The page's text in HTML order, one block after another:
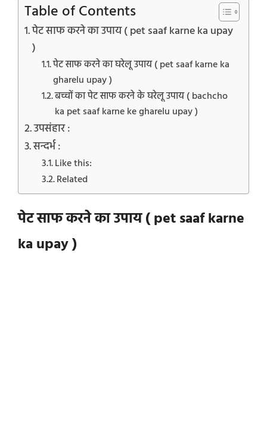
Table of Contents
पेट साफ करने का उपाय ( pet saaf karne ka upay
)
पेट साफ करने का घरेलू उपाय ( pet saaf karne ka
gharelu upay )
बच्चों का पेट साफ करने के घरेलू उपाय ( bachcho
ka pet saaf karne ke gharelu upay )
उपसंहार :
सन्दर्भ :
Like this:
Related
पेट साफ करने का उपाय ( pet saaf karne
ka upay )